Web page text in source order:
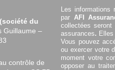
(société du
Guillaume –
contrôle de
Les informations
par AFI
collectées
assurances. Elles
Vous pouvez
ou exercer votre
moment votre
opposer au